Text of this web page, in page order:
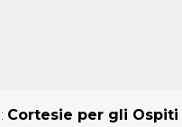
: Cortesie per gli Ospiti